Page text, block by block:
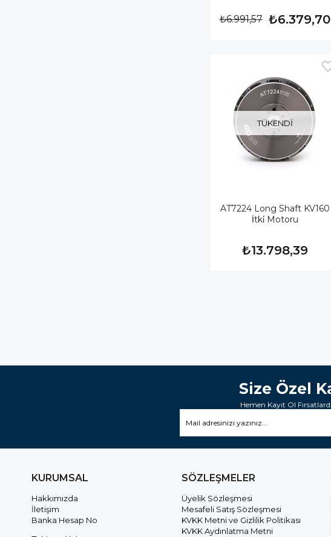
₺6.379,70
₺6.991,57
TÜKENDI
AT7224 Long Shaft KV160
İtki̇ Motoru
₺13.798,39
Size Özel
Hemen Kayıt Ol
KURUMSAL
Hakkımızda
İletişim
Banka Hesap No
SÖZLEŞMELER
Üyelik Sözleşmesi
Mesafeli Satış Sözleşmesi
KVKK Metni ve Gizlilik Politikası
KVKK Aydınlatma Metni